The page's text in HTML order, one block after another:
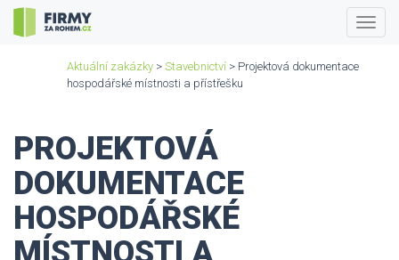
Aktuální zakázky > Stavebnictví > Projektová dokumentace
hospodářské místnosti a přístřešku
PROJEKTOVÁ
DOKUMENTACE
HOSPODÁŘSKÉ